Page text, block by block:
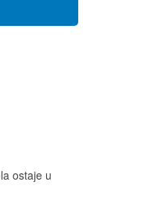
ostaje u